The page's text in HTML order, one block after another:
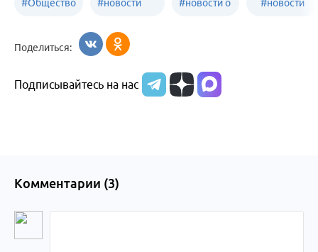
#Общество #новости
образования
#новости о
Алтайского
#новости
Поделиться:
Подписывайтесь на нас
Комментарии (3)